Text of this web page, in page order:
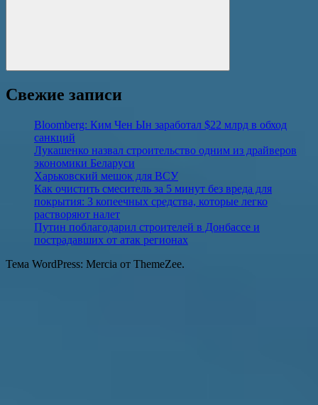
Поиск
Свежие записи
Bloomberg: Ким Чен Ын заработал $22 млрд в обход
санкций
Лукашенко назвал строительство одним из драйверов
экономики Беларуси
Харьковский мешок для ВСУ
Как очистить смеситель за 5 минут без вреда для
покрытия: 3 копеечных средства, которые легко
растворяют налет
Путин поблагодарил строителей в Донбассе и
пострадавших от атак регионах
Тема WordPress: Mercia от ThemeZee.